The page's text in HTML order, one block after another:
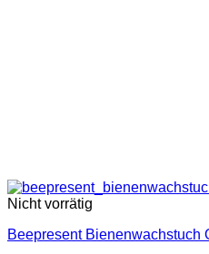
Nicht vorrätig
Beepresent Bienenwachstuch